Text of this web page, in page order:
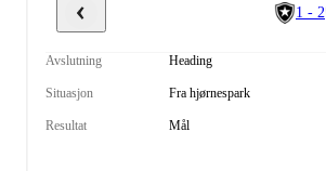
1 - 2
Avslutning Heading
Situasjon Fra hjørnespark
Resultat Mål